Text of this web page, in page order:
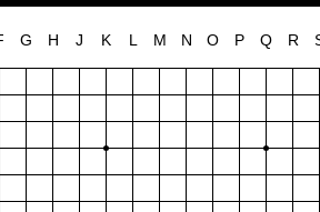
G H J K L M N O P Q R